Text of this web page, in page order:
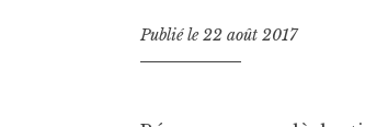
Publié le22 août 2017